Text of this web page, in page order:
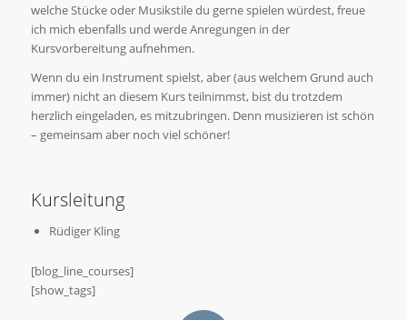
welche Stücke oder Musikstile du gerne spielen würdest, freue
ich mich ebenfalls und werde Anregungen in der
Kursvorbereitung aufnehmen.
Wenn du ein Instrument spielst, aber (aus welchem Grund auch
immer) nicht an diesem Kurs teilnimmst, bist du trotzdem
herzlich eingeladen, es mitzubringen. Denn musizieren ist schön
– gemeinsam aber noch viel schöner!
Kursleitung
Rüdiger Kling
[blog_line_courses]
[show_tags]